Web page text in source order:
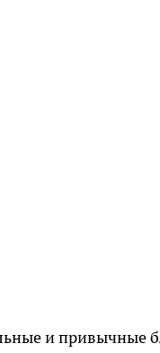
и привычные